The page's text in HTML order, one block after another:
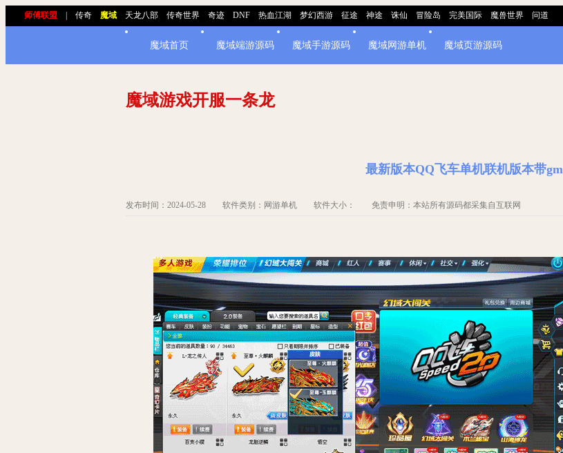
师傅联盟 传奇 魔域 天龙八部 传奇世界 奇迹 DNF 热血江湖 梦幻西游 征途 神途 诛仙 冒险岛 完美国际 魔兽世界 问道
魔域首页 魔域端游源码 魔域手游源码 魔域网游单机 魔域页游源码
魔域游戏开服一条龙
最新版本QQ飞车单机联机版本带gm
发布时间：2024-05-28 软件类别：网游单机 软件大小： 免责申明：本站所有源码都采集自互联网